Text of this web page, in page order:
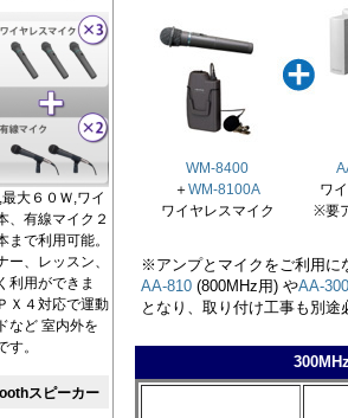
WM-8400
＋WM-8100A
ワイヤレスマイク
ワ
※要
※アンプとマイクをご利用に
AA-810(800MHz用) やAA-300
となり、取り付け工事も別途
大６０Ｗ,ワイ
、有線マイク２
まで利用可能。
ー、レッスン、
利用ができま
Ｘ４対応で運動
など 室内外を
す。
スピーカー